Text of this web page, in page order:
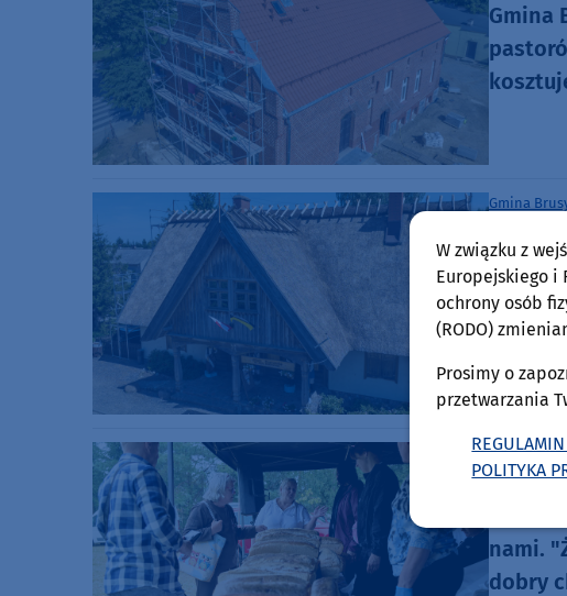
Gmina
Gmina
Chata
Gmina
sobota, 1
nami.
dobry
W związku z
Europejskiego i
ochrony osób
(RODO)
Prosimy o
przetwarzania
POLITYKA